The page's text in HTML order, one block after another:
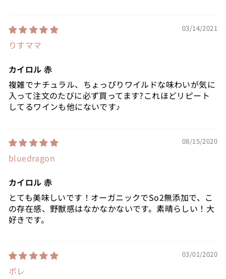
03/14/2021
りすママ
カイロル 赤
複雑でナチュラル、ちょっぴりワイルドな味わいが気に
入って注文のたびに必ず買ってます?これほどリピート
してるワインも他にないです♪
08/15/2020
bluedragon
カイロル 赤
とても美味しいです！オーガニックでSo2無添加で、こ
の存在感、野獣感はなかなかないです。素晴らしい！大
好きです。
03/01/2020
ポレ